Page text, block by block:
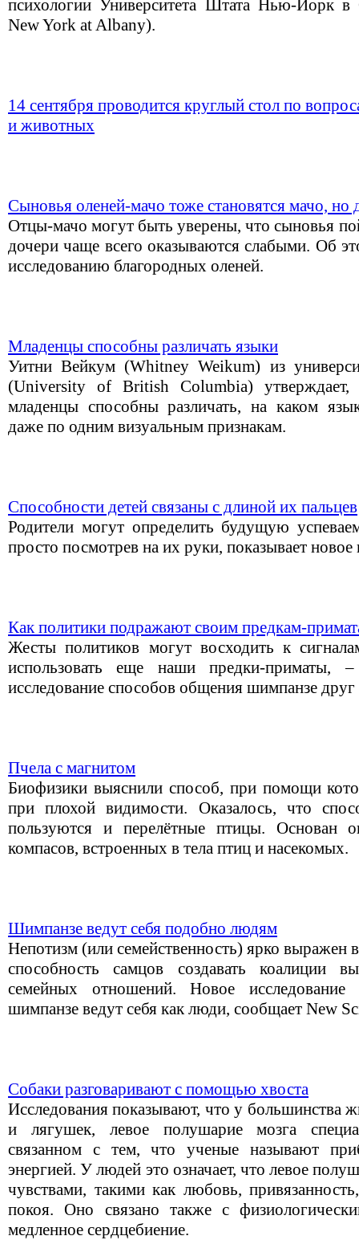
психологии Университета Штата Нью-Йорк
New York at Albany).
14 сентября проводится круглый стол по
и животных
Сыновья оленей-мачо тоже становятся мачо, но
Отцы-мачо могут быть уверены, что сыновья
дочери чаще всего оказываются слабыми. Об
исследованию благородных оленей.
Младенцы способны различать языки
Уитни Вейкум (Whitney Weikum) из
(University of British Columbia)
младенцы способны различать, на каком
даже по одним визуальным признакам.
Способности детей связаны с длиной их пальцев
Родители могут определить будущую
просто посмотрев на их руки, показывает новое
Как политики подражают своим предкам-
Жесты политиков могут восходить к
использовать еще наши предки-приматы, –
исследование способов общения шимпанзе
Пчела с магнитом
Биофизики выяснили способ, при помощи
при плохой видимости. Оказалось, что
пользуются и перелётные птицы. Основан
компасов, встроенных в тела птиц и насекомых.
Шимпанзе ведут себя подобно людям
Непотизм (или семейственность) ярко выражен
способность самцов создавать коалиции
семейных отношений. Новое
шимпанзе ведут себя как люди, сообщает New
Собаки разговаривают с помощью хвоста
Исследования показывают, что у большинства
и лягушек, левое полушарие мозга
связанном с тем, что ученые называют
энергией. У людей это означает, что левое
чувствами, такими как любовь,
покоя. Оно связано также с
медленное сердцебиение.